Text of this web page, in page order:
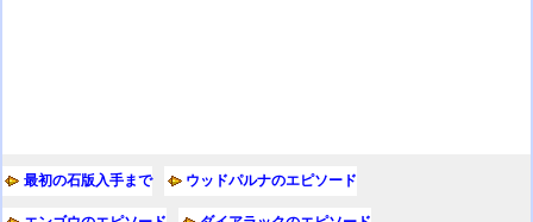
最初の石版入手まで ウッドパルナのエピソード